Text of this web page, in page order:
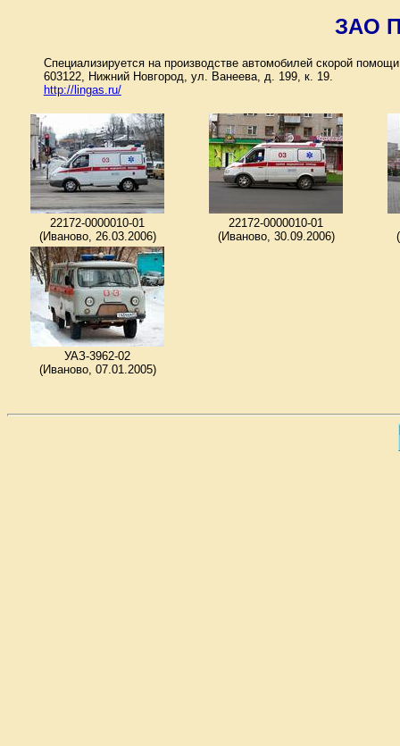
ЗАО
Специализируется на производстве автомобилей скорой
603122, Нижний Новгород, ул. Ванеева, д. 199, к. 19.
http://lingas.ru/
22172-0000010-01
(Иваново, 26.03.2006)
22172-0000010-01
(Иваново, 30.09.2006)
УАЗ-3962-02
(Иваново, 07.01.2005)